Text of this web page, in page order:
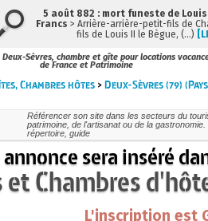
Sèvres, chambre et gîte pour locations
de France et Patrimoine
Chambres hôtes >Deux-Sèvres (79)
Référencer son site dans les secteurs du
patrimoine, de l'artisanat ou de la
répertoire, guide
sera inséré
et Chambres
L'inscription est
5 août 882 : mort funeste de
Francs > Arrière-arrière-petit-fils de
fils de Louis II le Bègue, (…)